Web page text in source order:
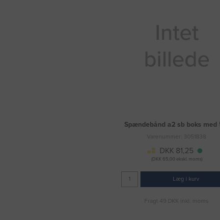
Spændebånd a2 sb boks med
Varenummer: 3051838
DKK 81,25
(DKK 65,00 ekskl. moms)
Læg i kurv
Fragt 49 DKK inkl. moms